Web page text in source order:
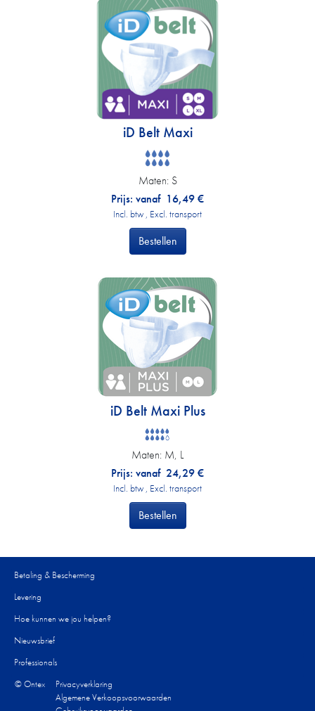
iD Belt Maxi
Maten: S
Prijs: vanaf 16,49€
Incl. btw , Excl. transport
Bestellen
iD Belt Maxi Plus
Maten: M, L
Prijs: vanaf 24,29€
Incl. btw , Excl. transport
Bestellen
Betaling & Bescherming
Levering
Hoe kunnen we jou helpen?
Nieuwsbrief
Professionals
© Ontex
Privacyverklaring
Algemene Verkoopsvoorwaarden